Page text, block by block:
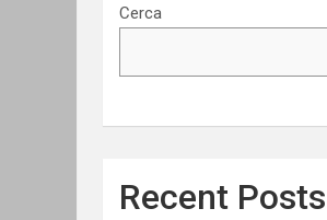
Cerca
Recent Posts